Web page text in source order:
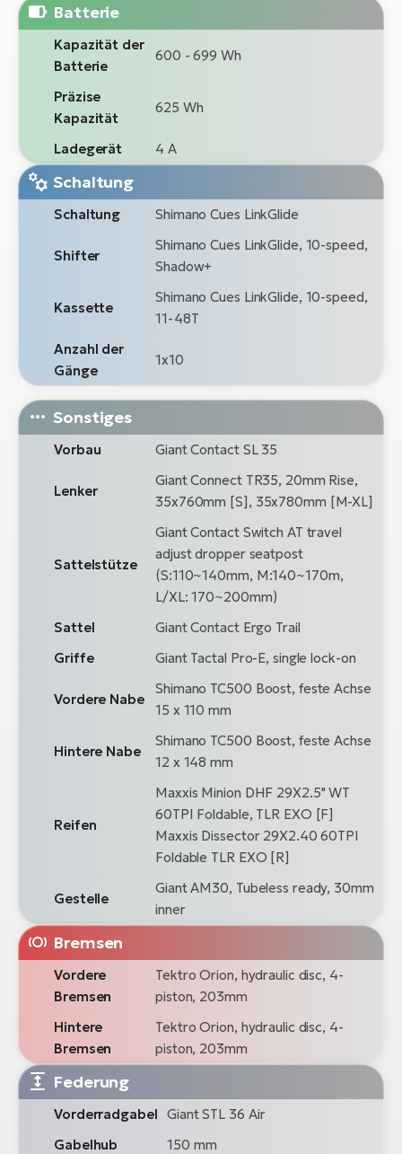
Batterie
Kapazität der
Batterie
600 - 699 Wh
Präzise
Kapazität
625 Wh
Ladegerät 4 A
Schaltung
Schaltung Shimano Cues LinkGlide
Shifter
Shimano Cues LinkGlide, 10-speed,
Shadow+
Kassette
Shimano Cues LinkGlide, 10-speed,
11-48T
Anzahl der
Gänge
1x10
Sonstiges
Vorbau Giant Contact SL 35
Lenker
Giant Connect TR35, 20mm Rise,
35x760mm [S], 35x780mm [M-XL]
Sattelstütze
Giant Contact Switch AT travel
adjust dropper seatpost
(S:110~140mm, M:140~170m,
L/XL: 170~200mm)
Sattel
Giant Contact Ergo Trail
Griffe
Giant Tactal Pro-E, single lock-on
Vordere Nabe
Shimano TC500 Boost, feste Achse
15 x 110 mm
Hintere Nabe
Shimano TC500 Boost, feste Achse
12 x 148 mm
Reifen
Maxxis Minion DHF 29X2.5" WT
60TPI Foldable, TLR EXO [F]
Maxxis Dissector 29X2.40 60TPI
Foldable TLR EXO [R]
Gestelle
Giant AM30, Tubeless ready, 30mm
inner
Bremsen
Vordere
Bremsen
Tektro Orion, hydraulic disc, 4-
piston, 203mm
Hintere
Bremsen
Tektro Orion, hydraulic disc, 4-
piston, 203mm
Federung
Vorderradgabel Giant STL 36 Air
Gabelhub
150 mm